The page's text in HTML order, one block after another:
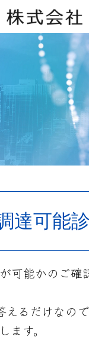
達可能
可能かのご確
えるだけなの
ます。